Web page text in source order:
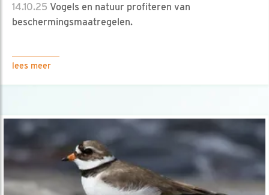
14.10.25 Vogels en natuur profiteren van
beschermingsmaatregelen.
lees meer